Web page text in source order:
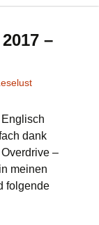
–
dank
–
meinen
folgende